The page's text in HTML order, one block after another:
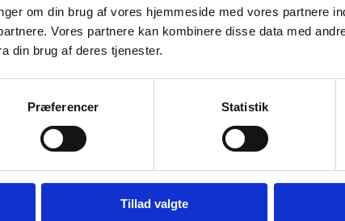
om din brug af vores hjemmeside med vores partnere
Vores partnere kan kombinere disse data med
din brug af deres tjenester.
Præferencer Statistik
Tillad valgte
på ikke-universitetsuddannelser
uddannelser under
på universitetsuddannelser